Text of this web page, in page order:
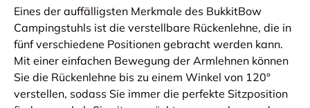
Eines der auffälligsten Merkmale des BukkitBow
Campingstuhls ist die verstellbare Rückenlehne, die in
fünf verschiedene Positionen gebracht werden kann.
Mit einer einfachen Bewegung der Armlehnen können
Sie die Rückenlehne bis zu einem Winkel von 120°
verstellen, sodass Sie immer die perfekte Sitzposition